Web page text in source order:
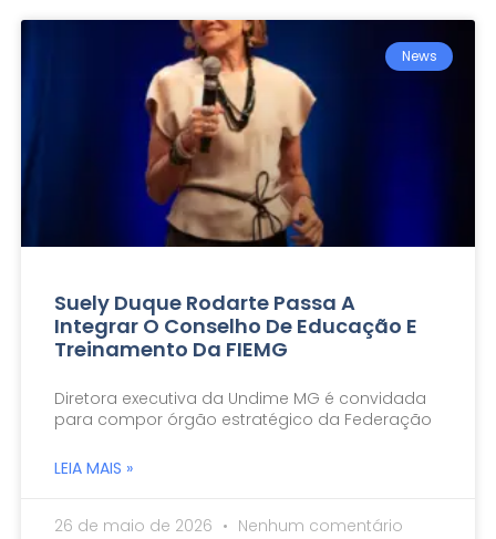
News
Suely Duque Rodarte Passa A
Integrar O Conselho De Educação E
Treinamento Da FIEMG
Diretora executiva da Undime MG é convidada
para compor órgão estratégico da Federação
LEIA MAIS »
26 de maio de 2026 Nenhum comentário